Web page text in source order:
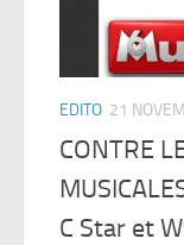
EDITO 21
CONTRE
C Star et